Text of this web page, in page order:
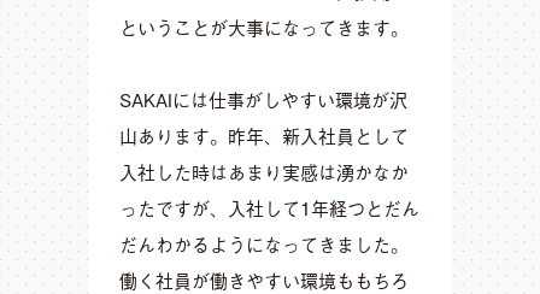
ということが大事になってきます。
SAKAIには仕事がしやすい環境が沢
山あります。昨年、新入社員として
入社した時はあまり実感は湧かなか
ったですが、入社して1年経つとだん
だんわかるようになってきました。
働く社員が働きやすい環境ももちろ